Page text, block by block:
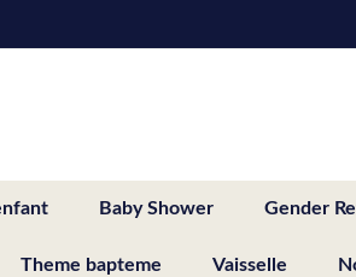
Baby Shower Gender
Theme bapteme Vaisselle